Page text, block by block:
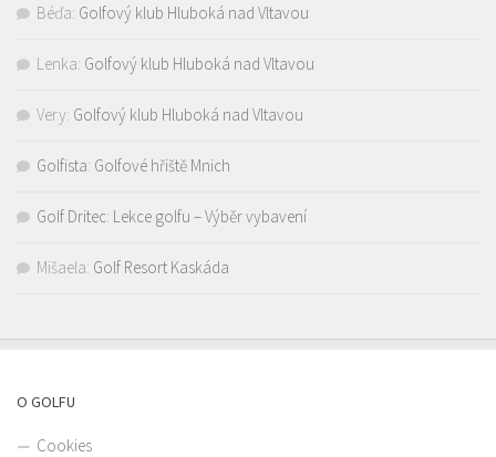
Béďa: Golfový klub Hluboká nad Vltavou
Lenka: Golfový klub Hluboká nad Vltavou
Very: Golfový klub Hluboká nad Vltavou
Golfista: Golfové hřiště Mnich
Golf Dritec: Lekce golfu – Výběr vybavení
Mišaela: Golf Resort Kaskáda
O GOLFU
Cookies